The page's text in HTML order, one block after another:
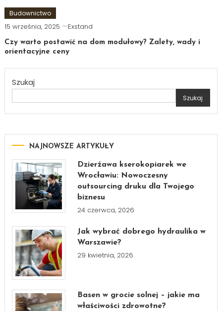
Budownictwo
15 września, 2025 Exstand
Czy warto postawić na dom modułowy? Zalety, wady i
orientacyjne ceny
Szukaj
Szukaj
NAJNOWSZE ARTYKUŁY
Dzierżawa kserokopiarek we
Wrocławiu: Nowoczesny
outsourcing druku dla Twojego
biznesu
24 czerwca, 2026
Jak wybrać dobrego hydraulika w
Warszawie?
29 kwietnia, 2026
Basen w grocie solnej – jakie ma
właściwości zdrowotne?